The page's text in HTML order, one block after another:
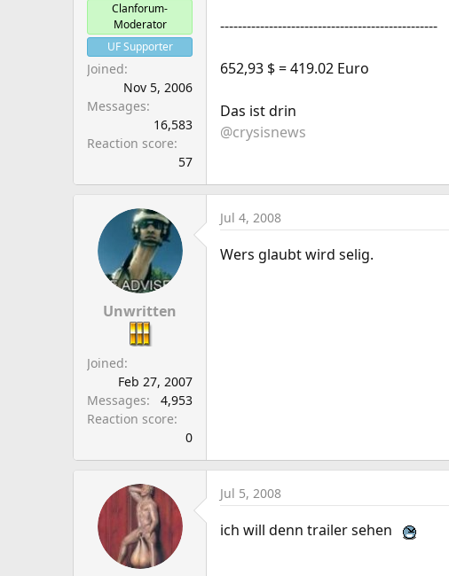
Clanforum-
Moderator
UF Supporter
Joined
Nov 5, 2006
Messages
16,583
Reaction score
57
-------------------------------------------------
652,93 $ = 419.02 Euro
Das ist drin
@crysisnews
Unwritten
Joined
Feb 27, 2007
Messages
4,953
Reaction score
0
Jul 4, 2008
Wers glaubt wird selig.
Jul 5, 2008
ich will denn trailer sehen